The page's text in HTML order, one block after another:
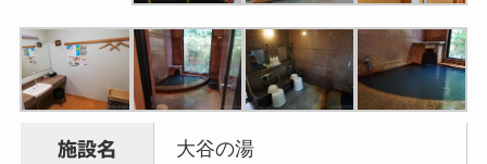
施設名 大谷の湯